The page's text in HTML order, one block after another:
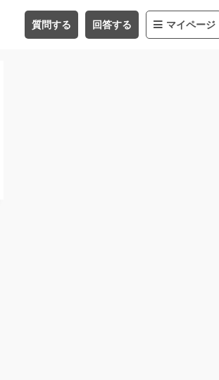
質問する 回答する マイページ